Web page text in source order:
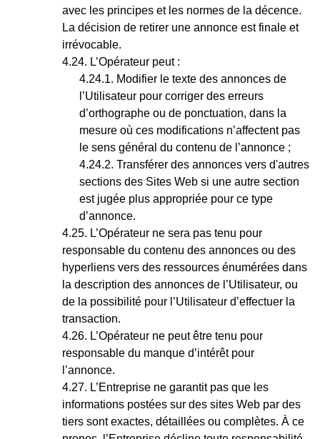
avec les principes et les normes de la décence.
La décision de retirer une annonce est finale et
irrévocable.
L’Opérateur peut :
Modifier le texte des annonces de
l’Utilisateur pour corriger des erreurs
d’orthographe ou de ponctuation, dans la
mesure où ces modifications n’affectent pas
le sens général du contenu de l’annonce ;
Transférer des annonces vers d'autres
sections des Sites Web si une autre section
est jugée plus appropriée pour ce type
d’annonce.
L’Opérateur ne sera pas tenu pour
responsable du contenu des annonces ou des
hyperliens vers des ressources énumérées dans
la description des annonces de l’Utilisateur, ou
de la possibilité pour l’Utilisateur d’effectuer la
transaction.
L’Opérateur ne peut être tenu pour
responsable du manque d’intérêt pour
l’annonce.
L’Entreprise ne garantit pas que les
informations postées sur des sites Web par des
tiers sont exactes, détaillées ou complètes. À ce